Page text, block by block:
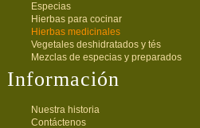
Especias
Hierbas para cocinar
Hierbas medicinales
Vegetales deshidratados y tés
Mezclas de especias y preparados
Información
Nuestra historia
Contáctenos